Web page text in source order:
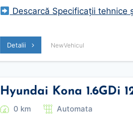
Descarcă Specificații tehnice
Detalii NewVehicul
Hyundai Kona 1.6GDi
0 km Automata